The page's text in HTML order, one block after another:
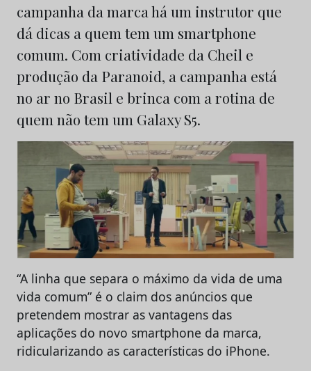
campanha da marca há um instrutor que
dá dicas a quem tem um smartphone
comum. Com criatividade da Cheil e
produção da Paranoid, a campanha está
no ar no Brasil e brinca com a rotina de
quem não tem um Galaxy S5.
“A linha que separa o máximo da vida de uma
vida comum” é o claim dos anúncios que
pretendem mostrar as vantagens das
aplicações do novo smartphone da marca,
ridicularizando as características do iPhone.